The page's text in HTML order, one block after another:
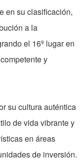
en su clasificación,
a la
el 16º lugar en
y
su cultura auténtica
de vida vibrante y
en áreas
de inversión.